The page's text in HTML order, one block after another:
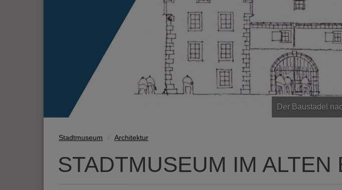
Der Baustadel
Stadtmuseum Architektur
STADTMUSEUM IM ALTEN